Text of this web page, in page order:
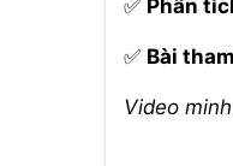
✅ Phân
✅ Bài
Video